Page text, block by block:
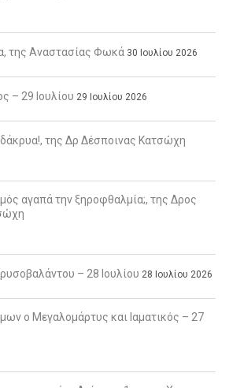
της Αναστασίας Φωκά 30 Ιουλίου 2026
– 29 Ιουλίου 29 Ιουλίου 2026
της Δρ Δέσποινας Κατσώχη
αγαπά την ξηροφθαλμία;, της Δρος
– 28 Ιουλίου 28 Ιουλίου 2026
ο Μεγαλομάρτυς και Ιαματικός – 27